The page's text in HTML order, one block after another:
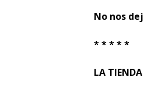
No nos
* * * * *
LA